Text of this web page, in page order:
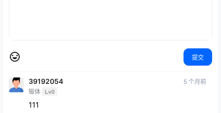
提交
39192054
锻体 Lv0
5 个月前
111